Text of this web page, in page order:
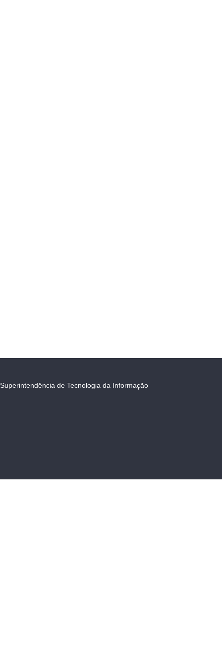
Superintendência de Tecnologia da Informação